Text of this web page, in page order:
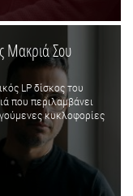
Μακριά Σου
LP δίσκος του
που περιλαμβάνει
κυκλοφορίες